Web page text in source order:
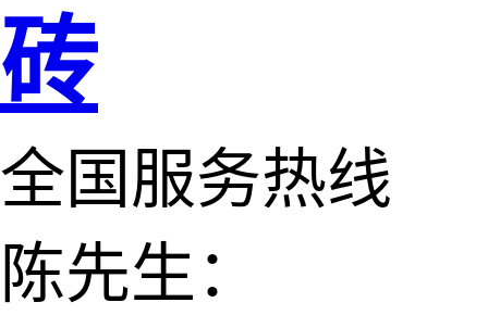
砖
全国服务热线
陈先生：